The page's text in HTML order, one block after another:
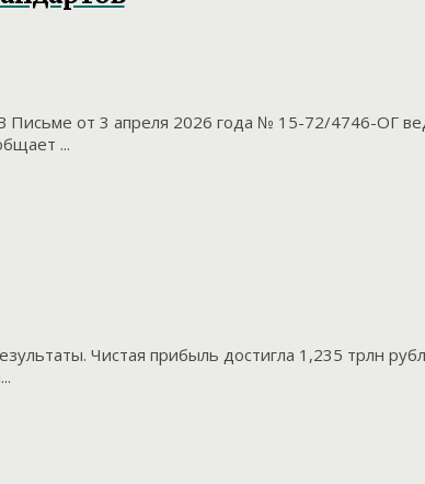
от 3 апреля 2026 года № 15-72/4746-ОГ
...
Чистая прибыль достигла 1,235 трлн